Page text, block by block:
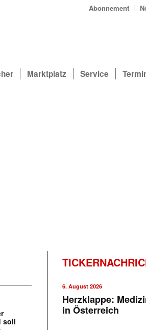
Abonnement
Marktplatz Service
soll
6. August 2026
Herzklappe:
in Österreich